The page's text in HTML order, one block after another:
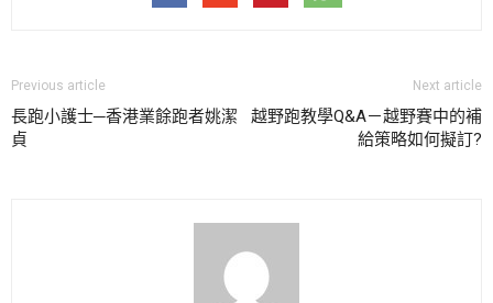
Previous article
長跑小護士─香港業餘跑者姚潔
貞
Next article
越野跑教學Q&A－越野賽中的補
給策略如何擬訂?